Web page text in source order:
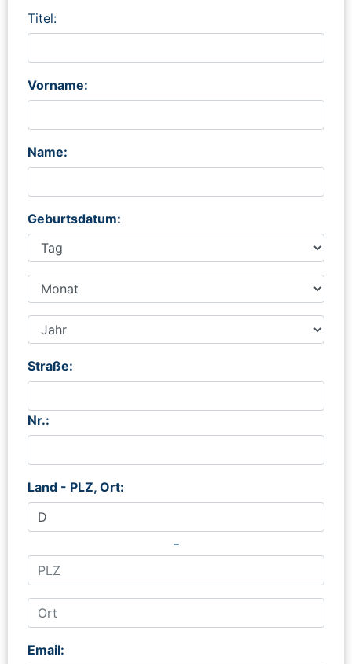
Titel:
Vorname:
Name:
Geburtsdatum:
Straße:
Nr.:
Land - PLZ, Ort:
-
Email: